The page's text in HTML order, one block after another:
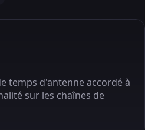
temps d'antenne accordé à
sur les chaînes de